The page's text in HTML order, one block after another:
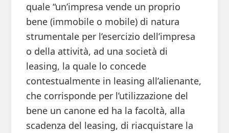
quale “un’impresa vende un proprio
bene (immobile o mobile) di natura
strumentale per l’esercizio dell’impresa
o della attività, ad una società di
leasing, la quale lo concede
contestualmente in leasing all’alienante,
che corrisponde per l’utilizzazione del
bene un canone ed ha la facoltà, alla
scadenza del leasing, di riacquistare la